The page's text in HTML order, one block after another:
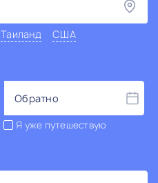
Таиланд США
Обратно
Я уже путешествую